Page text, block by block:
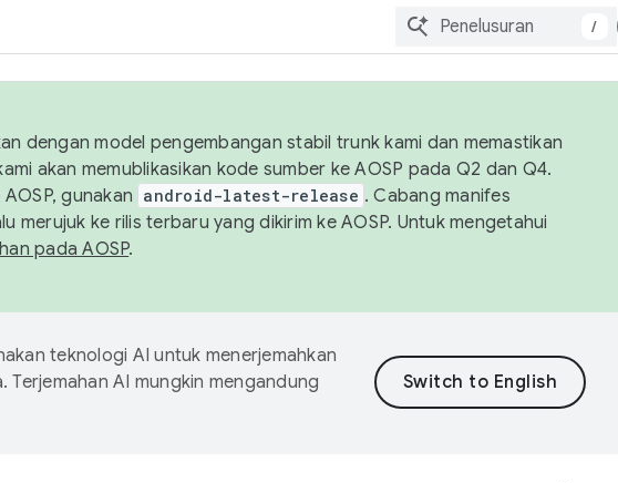
/
dengan model pengembangan stabil trunk kami dan memastikan
akan memublikasikan kode sumber ke AOSP pada Q2 dan Q4.
gunakan android-latest-release . Cabang manifes
merujuk ke rilis terbaru yang dikirim ke AOSP. Untuk mengetahui
pada AOSP.
teknologi AI untuk menerjemahkan
AI mungkin mengandung